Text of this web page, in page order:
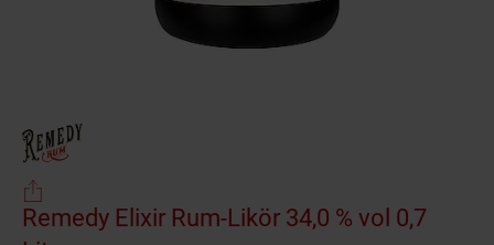
Remedy Elixir Rum-Likör 34,0 % vol 0,7